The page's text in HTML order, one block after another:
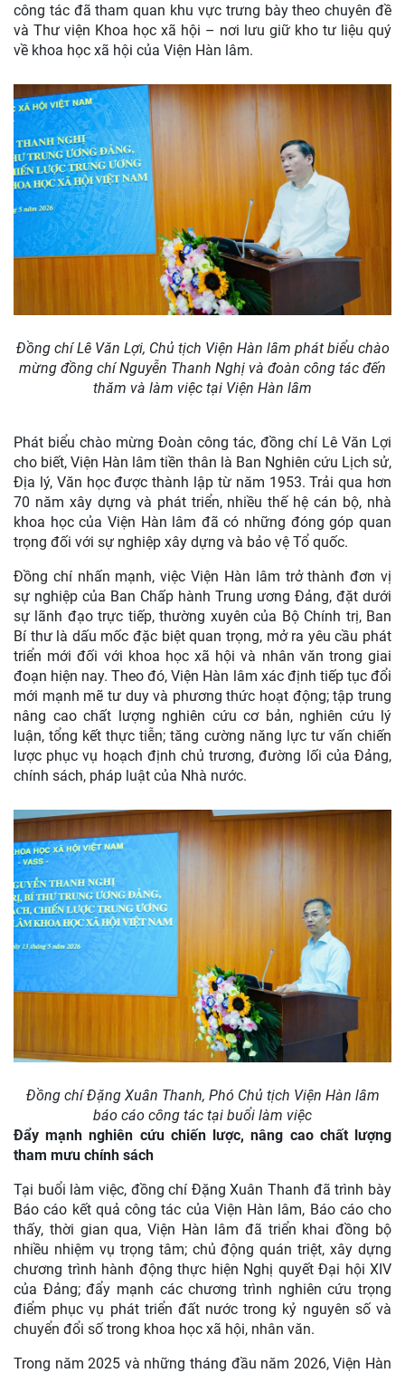
công tác đã tham quan khu vực trưng bày theo chuyên đề
và Thư viện Khoa học xã hội – nơi lưu giữ kho tư liệu quý
về khoa học xã hội của Viện Hàn lâm.
Đồng chí Lê Văn Lợi, Chủ tịch Viện Hàn lâm phát biểu chào
mừng đồng chí Nguyễn Thanh Nghị và đoàn công tác đến
thăm và làm việc tại Viện Hàn lâm
Phát biểu chào mừng Đoàn công tác, đồng chí Lê Văn Lợi
cho biết, Viện Hàn lâm tiền thân là Ban Nghiên cứu Lịch sử,
Địa lý, Văn học được thành lập từ năm 1953. Trải qua hơn
70 năm xây dựng và phát triển, nhiều thế hệ cán bộ, nhà
khoa học của Viện Hàn lâm đã có những đóng góp quan
trọng đối với sự nghiệp xây dựng và bảo vệ Tổ quốc.
Đồng chí nhấn mạnh, việc Viện Hàn lâm trở thành đơn vị
sự nghiệp của Ban Chấp hành Trung ương Đảng, đặt dưới
sự lãnh đạo trực tiếp, thường xuyên của Bộ Chính trị, Ban
Bí thư là dấu mốc đặc biệt quan trọng, mở ra yêu cầu phát
triển mới đối với khoa học xã hội và nhân văn trong giai
đoạn hiện nay. Theo đó, Viện Hàn lâm xác định tiếp tục đổi
mới mạnh mẽ tư duy và phương thức hoạt động; tập trung
nâng cao chất lượng nghiên cứu cơ bản, nghiên cứu lý
luận, tổng kết thực tiễn; tăng cường năng lực tư vấn chiến
lược phục vụ hoạch định chủ trương, đường lối của Đảng,
chính sách, pháp luật của Nhà nước.
Đồng chí Đặng Xuân Thanh, Phó Chủ tịch Viện Hàn lâm
báo cáo công tác tại buổi làm việc
Đẩy mạnh nghiên cứu chiến lược, nâng cao chất lượng
tham mưu chính sách
Tại buổi làm việc, đồng chí Đặng Xuân Thanh đã trình bày
Báo cáo kết quả công tác của Viện Hàn lâm, Báo cáo cho
thấy, thời gian qua, Viện Hàn lâm đã triển khai đồng bộ
nhiều nhiệm vụ trọng tâm; chủ động quán triệt, xây dựng
chương trình hành động thực hiện Nghị quyết Đại hội XIV
của Đảng; đẩy mạnh các chương trình nghiên cứu trọng
điểm phục vụ phát triển đất nước trong kỷ nguyên số và
chuyển đổi số trong khoa học xã hội, nhân văn.
Trong năm 2025 và những tháng đầu năm 2026, Viện Hàn